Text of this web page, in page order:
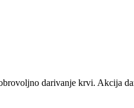
darivanje krvi. Akcija